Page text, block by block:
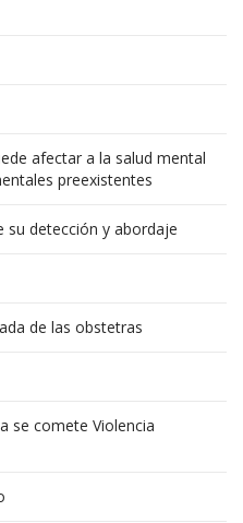
afectar a la salud mental
preexistentes
su detección y abordaje
de las obstetras
se comete Violencia